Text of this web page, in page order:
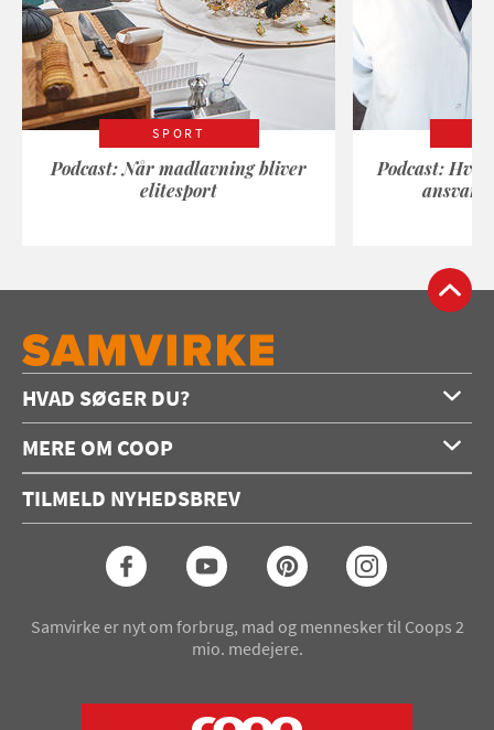
SPORT
Podcast: Når madlavning bliver
elitesport
Podcast:
HVAD SØGER DU?
Forside
Opskrifter
Konkurrencer
MERE OM COOP
Annoncering
Coop medlem
TILMELD NYHEDSBREV
Samvirke er nyt om forbrug, mad og mennesker til Coops 2
mio. medejere.